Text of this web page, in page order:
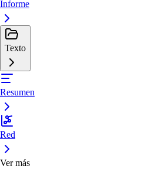
Informe
Texto
Resumen
Red
Ver más